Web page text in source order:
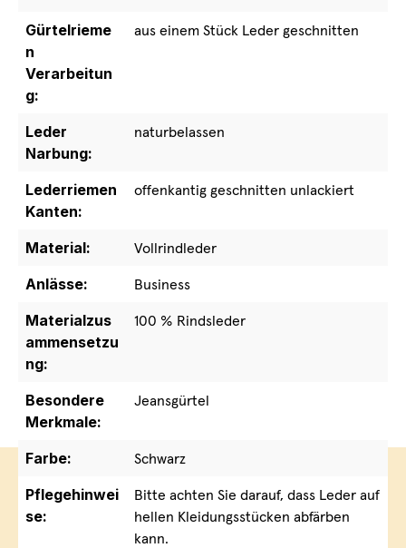
Gürtelrieme
n
Verarbeitun
g:
aus einem Stück Leder geschnitten
Leder
Narbung:
naturbelassen
Lederriemen
Kanten:
offenkantig geschnitten unlackiert
Material:
Vollrindleder
Anlässe:
Business
Materialzus
ammensetzu
ng:
100 % Rindsleder
Besondere
Merkmale:
Jeansgürtel
Farbe:
Schwarz
Pflegehinwei
se:
Bitte achten Sie darauf, dass Leder auf
hellen Kleidungsstücken abfärben
kann.